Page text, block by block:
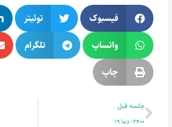
فیسبوک توئیتر
واتساپ
تلگرام
چاپ
قبلی
جلسه قبل
2400- دعا 19